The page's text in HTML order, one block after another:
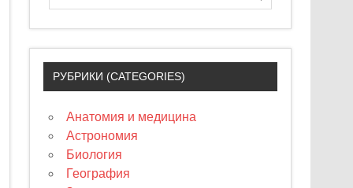
РУБРИКИ (CATEGORIES)
Анатомия и медицина
Астрономия
Биология
География